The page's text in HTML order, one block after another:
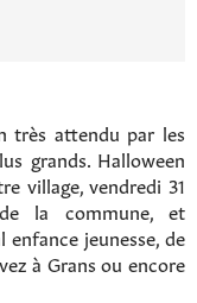
très attendu par les
grands. Halloween
village, vendredi 31
la commune, et
jeunesse, de
à Grans ou encore